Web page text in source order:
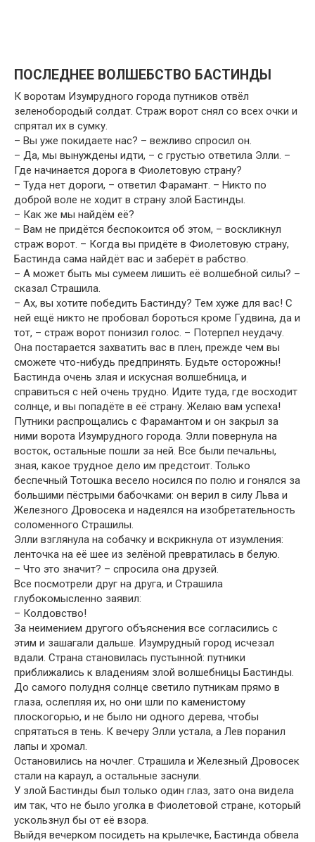
ПОСЛЕДНЕЕ ВОЛШЕБСТВО БАСТИНДЫ
К воротам Изумрудного города путников отвёл
зеленобородый солдат. Страж ворот снял со всех очки и
спрятал их в сумку.
– Вы уже покидаете нас? – вежливо спросил он.
– Да, мы вынуждены идти, – с грустью ответила Элли. –
Где начинается дорога в Фиолетовую страну?
– Туда нет дороги, – ответил Фарамант. – Никто по
доброй воле не ходит в страну злой Бастинды.
– Как же мы найдём её?
– Вам не придётся беспокоится об этом, – воскликнул
страж ворот. – Когда вы придёте в Фиолетовую страну,
Бастинда сама найдёт вас и заберёт в рабство.
– А может быть мы сумеем лишить её волшебной силы? –
сказал Страшила.
– Ах, вы хотите победить Бастинду? Тем хуже для вас! С
ней ещё никто не пробовал бороться кроме Гудвина, да и
тот, – страж ворот понизил голос. – Потерпел неудачу.
Она постарается захватить вас в плен, прежде чем вы
сможете что-нибудь предпринять. Будьте осторожны!
Бастинда очень злая и искусная волшебница, и
справиться с ней очень трудно. Идите туда, где восходит
солнце, и вы попадёте в её страну. Желаю вам успеха!
Путники распрощались с Фарамантом и он закрыл за
ними ворота Изумрудного города. Элли повернула на
восток, остальные пошли за ней. Все были печальны,
зная, какое трудное дело им предстоит. Только
беспечный Тотошка весело носился по полю и гонялся за
большими пёстрыми бабочками: он верил в силу Льва и
Железного Дровосека и надеялся на изобретательность
соломенного Страшилы.
Элли взглянула на собачку и вскрикнула от изумления:
ленточка на её шее из зелёной превратилась в белую.
– Что это значит? – спросила она друзей.
Все посмотрели друг на друга, и Страшила
глубокомысленно заявил:
– Колдовство!
За неимением другого объяснения все согласились с
этим и зашагали дальше. Изумрудный город исчезал
вдали. Страна становилась пустынной: путники
приближались к владениям злой волшебницы Бастинды.
До самого полудня солнце светило путникам прямо в
глаза, ослепляя их, но они шли по каменистому
плоскогорью, и не было ни одного дерева, чтобы
спрятаться в тень. К вечеру Элли устала, а Лев поранил
лапы и хромал.
Остановились на ночлег. Страшила и Железный Дровосек
стали на караул, а остальные заснули.
У злой Бастинды был только один глаз, зато она видела
им так, что не было уголка в Фиолетовой стране, который
ускользнул бы от её взора.
Выйдя вечерком посидеть на крылечке, Бастинда обвела